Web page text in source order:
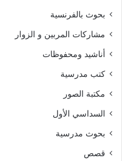
بحوث بالفرنسية
مشاركات المربين و الزوار
أناشيد ومحفوظات
كتب مدرسية
مكتبة الصور
السداسي الأول
بحوث مدرسية
قصص